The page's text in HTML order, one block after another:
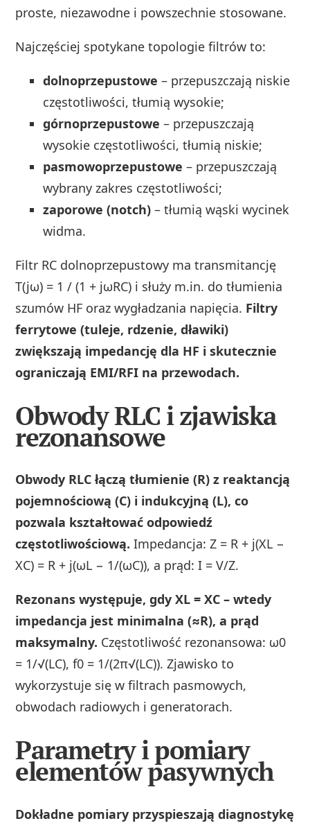
proste, niezawodne i powszechnie stosowane.
Najczęściej spotykane topologie filtrów to:
dolnoprzepustowe – przepuszczają niskie
częstotliwości, tłumią wysokie;
górnoprzepustowe – przepuszczają
wysokie częstotliwości, tłumią niskie;
pasmowoprzepustowe – przepuszczają
wybrany zakres częstotliwości;
zaporowe (notch) – tłumią wąski wycinek
widma.
Filtr RC dolnoprzepustowy ma transmitancję
T(jω) = 1 / (1 + jωRC) i służy m.in. do tłumienia
szumów HF oraz wygładzania napięcia. Filtry
ferrytowe (tuleje, rdzenie, dławiki)
zwiększają impedancję dla HF i skutecznie
ograniczają EMI/RFI na przewodach.
Obwody RLC i zjawiska
rezonansowe
Obwody RLC łączą tłumienie (R) z reaktancją
pojemnościową (C) i indukcyjną (L), co
pozwala kształtować odpowiedź
częstotliwościową. Impedancja: Z = R + j(XL −
XC) = R + j(ωL − 1/(ωC)), a prąd: I = V/Z.
Rezonans występuje, gdy XL = XC – wtedy
impedancja jest minimalna (≈R), a prąd
maksymalny. Częstotliwość rezonansowa: ω0
= 1/√(LC), f0 = 1/(2π√(LC)). Zjawisko to
wykorzystuje się w filtrach pasmowych,
obwodach radiowych i generatorach.
Parametry i pomiary
elementów pasywnych
Dokładne pomiary przyspieszają diagnostykę